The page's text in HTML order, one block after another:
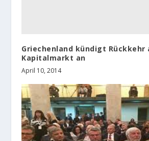
Griechenland kündigt Rückkehr
Kapitalmarkt an
April 10, 2014